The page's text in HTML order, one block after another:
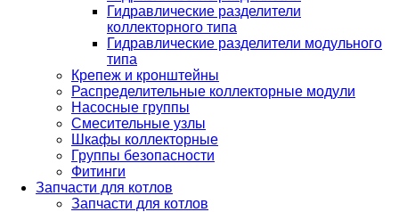
Гидравлические разделители
коллекторного типа
Гидравлические разделители модульного
типа
Крепеж и кронштейны
Распределительные коллекторные модули
Насосные группы
Смесительные узлы
Шкафы коллекторные
Группы безопасности
Фитинги
Запчасти для котлов
Запчасти для котлов